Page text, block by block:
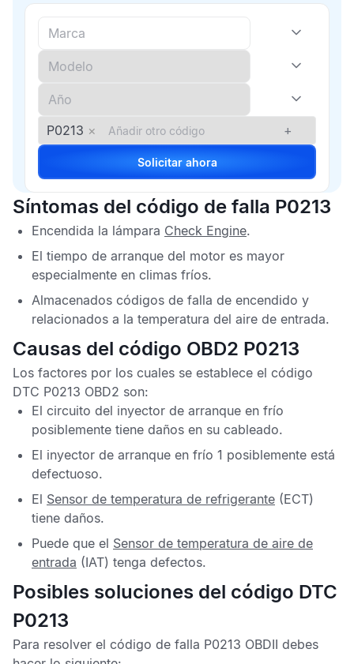
P0213 × +
Solicitar ahora
Síntomas del código de falla P0213
Encendida la lámpara Check Engine.
El tiempo de arranque del motor es mayor
especialmente en climas fríos.
Almacenados códigos de falla de encendido y
relacionados a la temperatura del aire de entrada.
Causas del código OBD2 P0213
Los factores por los cuales se establece el código
DTC P0213 OBD2 son:
El circuito del inyector de arranque en frío
posiblemente tiene daños en su cableado.
El inyector de arranque en frío 1 posiblemente está
defectuoso.
El Sensor de temperatura de refrigerante (ECT)
tiene daños.
Puede que el Sensor de temperatura de aire de
entrada (IAT) tenga defectos.
Posibles soluciones del código DTC
P0213
Para resolver el código de falla P0213 OBDII debes